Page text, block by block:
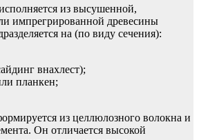
из высушенной,
импрегрированной древесины
на (по виду сечения):
внахлест);
планкен;
из целлюлозного волокна и
Он отличается высокой